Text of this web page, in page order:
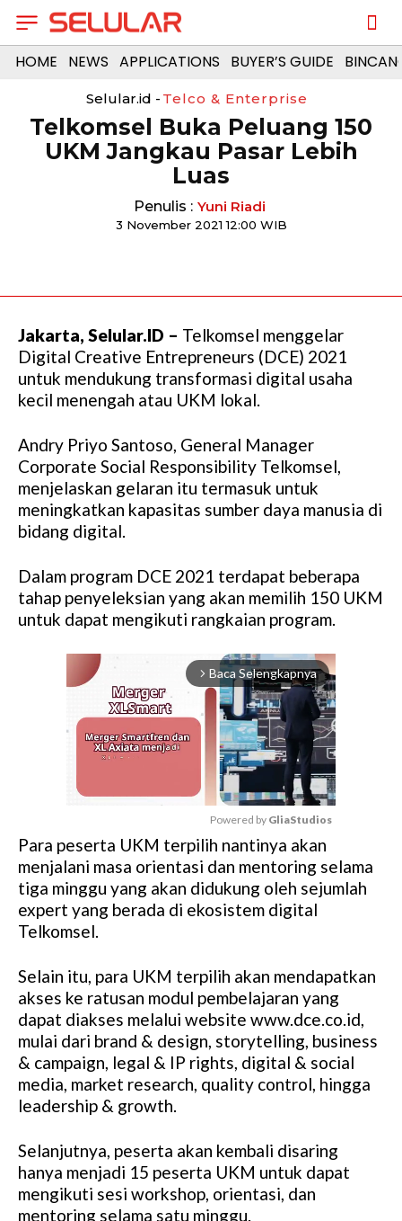
HOME NEWS APPLICATIONS BUYER’S GUIDE
Selular.id - Telco & Enterprise
Telkomsel Buka Peluang 150
UKM Jangkau Pasar Lebih
Luas
Penulis : Yuni Riadi
3 November 2021 12:00 WIB
Jakarta, Selular.ID – Telkomsel menggelar
Digital Creative Entrepreneurs (DCE) 2021
untuk mendukung transformasi digital usaha
kecil menengah atau UKM lokal.
Andry Priyo Santoso, General Manager
Corporate Social Responsibility Telkomsel,
menjelaskan gelaran itu termasuk untuk
meningkatkan kapasitas sumber daya manusia di
bidang digital.
Dalam program DCE 2021 terdapat beberapa
tahap penyeleksian yang akan memilih 150 UKM
untuk dapat mengikuti rangkaian program.
arrow_forward_ios Baca Selengkapnya
M
u
e
Powered by GliaStudios
Para peserta UKM terpilih nantinya akan
menjalani masa orientasi dan mentoring selama
tiga minggu yang akan didukung oleh sejumlah
expert yang berada di ekosistem digital
Telkomsel.
Selain itu, para UKM terpilih akan mendapatkan
akses ke ratusan modul pembelajaran yang
dapat diakses melalui website www.dce.co.id,
mulai dari brand & design, storytelling, business
& campaign, legal & IP rights, digital & social
media, market research, quality control, hingga
leadership & growth.
Selanjutnya, peserta akan kembali disaring
hanya menjadi 15 peserta UKM untuk dapat
mengikuti sesi workshop, orientasi, dan
mentoring selama satu minggu.